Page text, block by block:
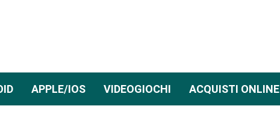
APPLE/IOS VIDEOGIOCHI ACQUISTI ONLINE